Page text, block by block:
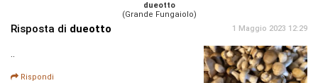
dueotto
(Grande Fungaiolo)
Risposta di dueotto 1 Maggio 2023 12:29
..
Rispondi